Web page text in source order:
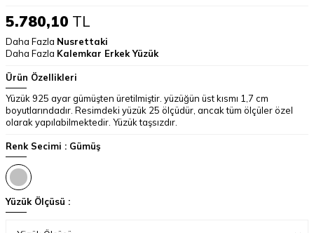
5.780,10 TL
Daha Fazla Nusrettaki
Daha Fazla Kalemkar Erkek Yüzük
Ürün Özellikleri
Yüzük 925 ayar gümüşten üretilmiştir. yüzüğün üst kısmı 1,7 cm
boyutlarındadır. Resimdeki yüzük 25 ölçüdür, ancak tüm ölçüler özel
olarak yapılabilmektedir. Yüzük taşsızdır.
Renk Secimi : Gümüş
Yüzük Ölçüsü :